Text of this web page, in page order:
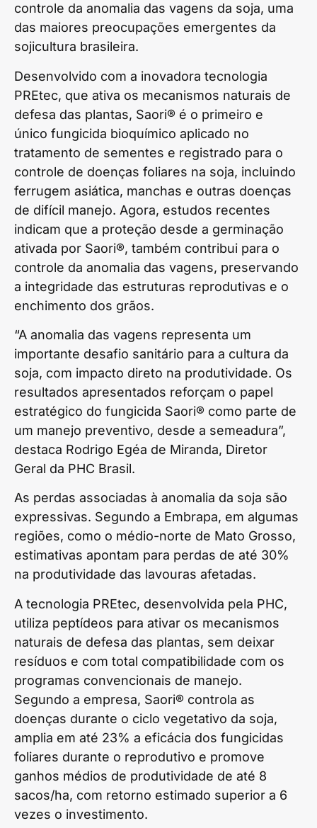
controle da anomalia das vagens da soja, uma
das maiores preocupações emergentes da
sojicultura brasileira.
Desenvolvido com a inovadora tecnologia
PREtec, que ativa os mecanismos naturais de
defesa das plantas, Saori® é o primeiro e
único fungicida bioquímico aplicado no
tratamento de sementes e registrado para o
controle de doenças foliares na soja, incluindo
ferrugem asiática, manchas e outras doenças
de difícil manejo. Agora, estudos recentes
indicam que a proteção desde a germinação
ativada por Saori®, também contribui para o
controle da anomalia das vagens, preservando
a integridade das estruturas reprodutivas e o
enchimento dos grãos.
“A anomalia das vagens representa um
importante desafio sanitário para a cultura da
soja, com impacto direto na produtividade. Os
resultados apresentados reforçam o papel
estratégico do fungicida Saori® como parte de
um manejo preventivo, desde a semeadura”,
destaca Rodrigo Egéa de Miranda, Diretor
Geral da PHC Brasil.
As perdas associadas à anomalia da soja são
expressivas. Segundo a Embrapa, em algumas
regiões, como o médio-norte de Mato Grosso,
estimativas apontam para perdas de até 30%
na produtividade das lavouras afetadas.
A tecnologia PREtec, desenvolvida pela PHC,
utiliza peptídeos para ativar os mecanismos
naturais de defesa das plantas, sem deixar
resíduos e com total compatibilidade com os
programas convencionais de manejo.
Segundo a empresa, Saori® controla as
doenças durante o ciclo vegetativo da soja,
amplia em até 23% a eficácia dos fungicidas
foliares durante o reprodutivo e promove
ganhos médios de produtividade de até 8
sacos/ha, com retorno estimado superior a 6
vezes o investimento.